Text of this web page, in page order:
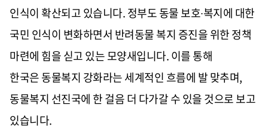
인식이 확산되고 있습니다.정부도 동물 보호∙복지에 대한
국민 인식이 변화하면서 반려동물 복지 증진을 위한 정책
마련에 힘을 싣고 있는 모양새입니다. 이를 통해
한국은동물복지 강화라는 세계적인 흐름에 발 맞추며,
동물복지 선진국에 한 걸음 더 다가갈 수 있을 것으로 보고
있습니다.